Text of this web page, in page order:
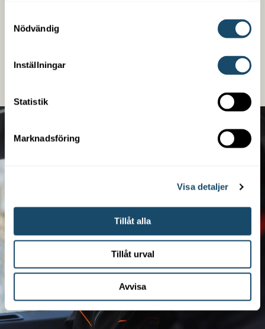
Nödvändig
Inställningar
Statistik
Marknadsföring
Visa detaljer
Tillåt alla
Tillåt urval
Avvisa
det handlar om ett nybygge eller en befintlig